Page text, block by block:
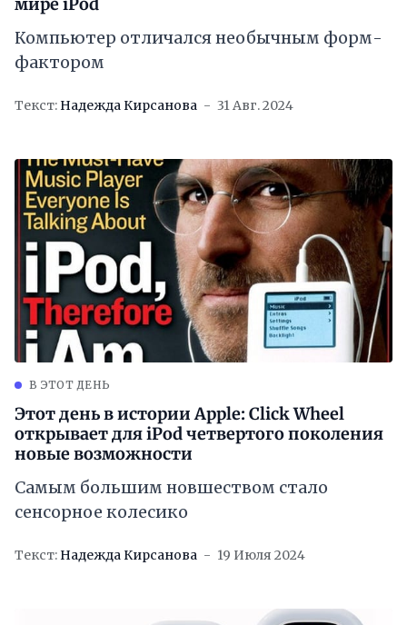
Компьютер отличался необычным форм-
фактором
Текст: Надежда Кирсанова 31 Авг. 2024
В ЭТОТ ДЕНЬ
Этот день в истории Apple: Click Wheel
открывает для iPod четвертого поколения
новые возможности
Самым большим новшеством стало
сенсорное колесико
Текст: Надежда Кирсанова 19 Июля 2024